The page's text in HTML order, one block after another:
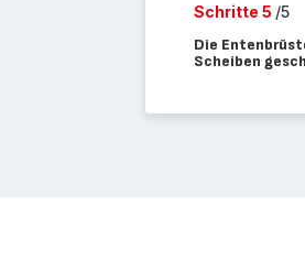
Schritte 5 /5
Die
Scheiben